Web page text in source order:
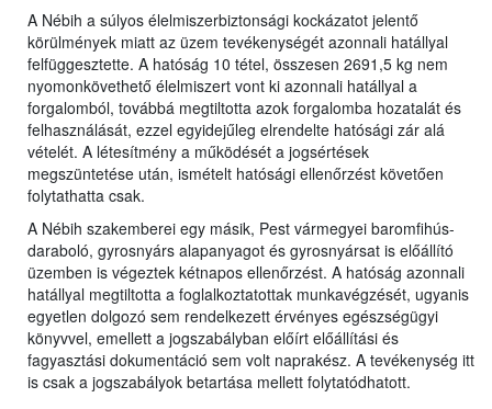
A Nébih a súlyos élelmiszerbiztonsági kockázatot jelentő
körülmények miatt az üzem tevékenységét azonnali hatállyal
felfüggesztette. A hatóság 10 tétel, összesen 2691,5 kg nem
nyomonkövethető élelmiszert vont ki azonnali hatállyal a
forgalomból, továbbá megtiltotta azok forgalomba hozatalát és
felhasználását, ezzel egyidejűleg elrendelte hatósági zár alá
vételét. A létesítmény a működését a jogsértések
megszüntetése után, ismételt hatósági ellenőrzést követően
folytathatta csak.
A Nébih szakemberei egy másik, Pest vármegyei baromfihús-
daraboló, gyrosnyárs alapanyagot és gyrosnyársat is előállító
üzemben is végeztek kétnapos ellenőrzést. A hatóság azonnali
hatállyal megtiltotta a foglalkoztatottak munkavégzését, ugyanis
egyetlen dolgozó sem rendelkezett érvényes egészségügyi
könyvvel, emellett a jogszabályban előírt előállítási és
fagyasztási dokumentáció sem volt naprakész. A tevékenység itt
is csak a jogszabályok betartása mellett folytatódhatott.